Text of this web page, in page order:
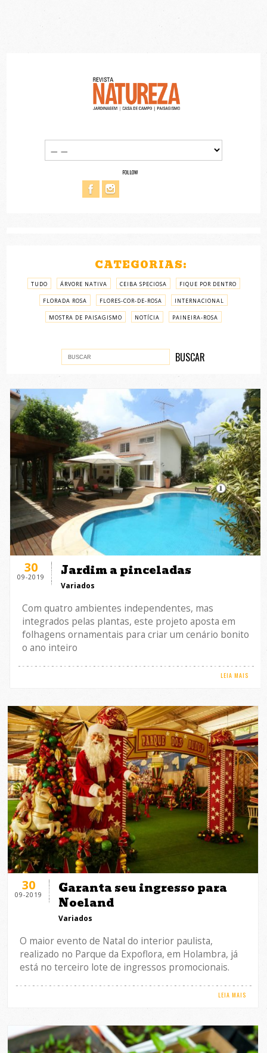
FOLLOW
CATEGORIAS:
TUDO ÁRVORE NATIVA CEIBA SPECIOSA FIQUE POR DENTRO
FLORADA ROSA FLORES-COR-DE-ROSA INTERNACIONAL
MOSTRA DE PAISAGISMO NOTÍCIA PAINEIRA-ROSA
30
09-2019 Jardim a pinceladas
Variados
Com quatro ambientes independentes, mas
integrados pelas plantas, este projeto aposta em
folhagens ornamentais para criar um cenário bonito
o ano inteiro
LEIA MAIS
30
09-2019
Garanta seu ingresso para
Noeland
Variados
O maior evento de Natal do interior paulista,
realizado no Parque da Expoflora, em Holambra, já
está no terceiro lote de ingressos promocionais.
LEIA MAIS